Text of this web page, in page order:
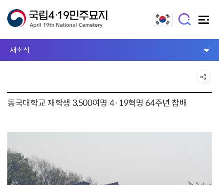
새소식
동국대학교 재학생 3,500여명 4·19혁명 64주년 참배